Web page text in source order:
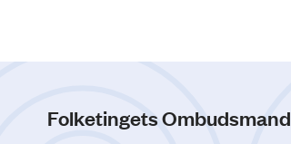
Folketingets Ombudsmand